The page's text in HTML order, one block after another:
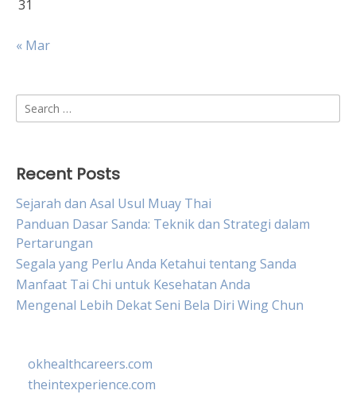
31
« Mar
Search
for:
Recent Posts
Sejarah dan Asal Usul Muay Thai
Panduan Dasar Sanda: Teknik dan Strategi dalam
Pertarungan
Segala yang Perlu Anda Ketahui tentang Sanda
Manfaat Tai Chi untuk Kesehatan Anda
Mengenal Lebih Dekat Seni Bela Diri Wing Chun
okhealthcareers.com
theintexperience.com